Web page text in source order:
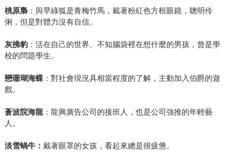
桃原梟：與早綠狐是青梅竹馬，戴著粉紅色方框眼鏡，聰明伶
俐，但是對體力沒有自信。
灰拂豹：活在自己的世界、不知腦袋裡在想什麼的男孩，曾是學
校的問題學生。
戀珊瑚海蝶：對社會現況具相當程度的了解，主動加入伯爵的遊
戲。
蒼波院海龍：龍興廣告公司的接班人，也是公司強推的年輕藝
人。
淡雪蝸牛： 戴著眼罩的女孩，看起來總是很疲憊。